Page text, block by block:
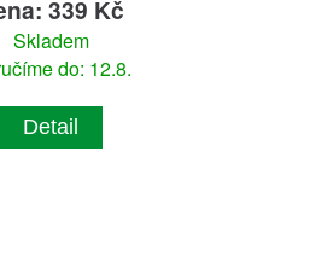
339 Kč
Skladem
do: 12.8.
Detail